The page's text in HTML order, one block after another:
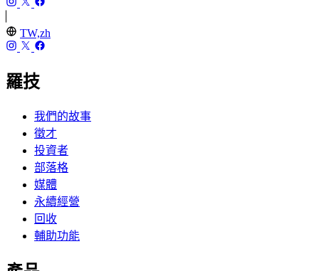
TW,zh
羅技
我們的故事
徵才
投資者
部落格
媒體
永續經營
回收
輔助功能